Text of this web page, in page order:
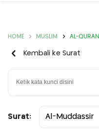
HOME MUSLIM AL-QURAN
Kembali ke Surat
Surat: Al-Muddassir